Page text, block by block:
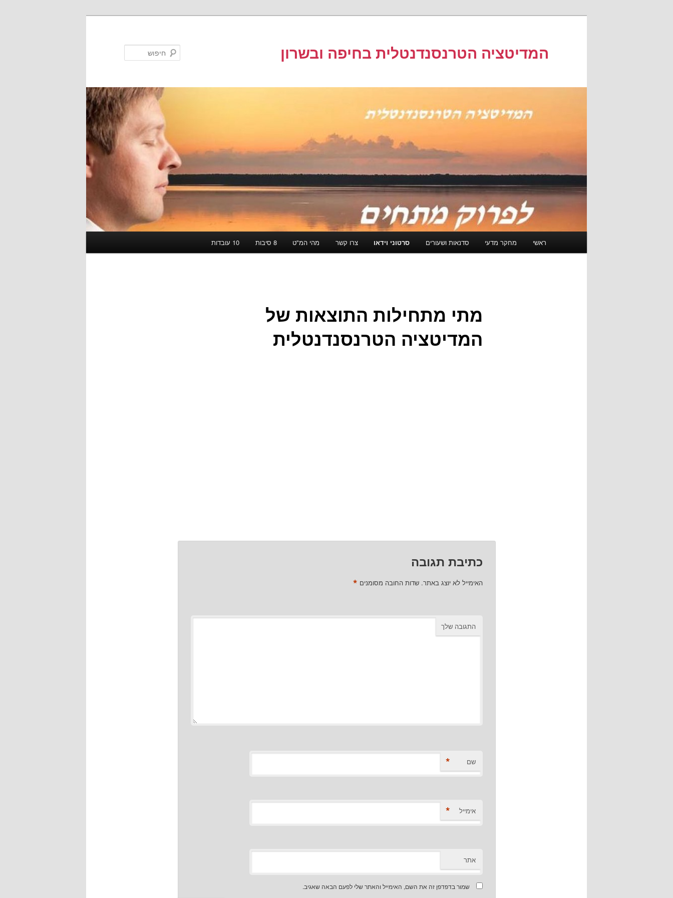
המדיטציה הטרנסנדנטלית בחיפה ובשרון
ראשי מחקר מדעי סדנאות ושעורים סרטוני וידאו צרו קשר מהי המ"ט 8 סיבות 10 עובדות
מתי מתחילות התוצאות של
המדיטציה הטרנסנדנטלית
כתיבת תגובה
האימייל לא יוצג באתר. שדות החובה מסומנים *
התגובה שלך
שם *
אימייל *
אתר
שמור בדפדפן זה את השם, האימייל והאתר שלי לפעם הבאה שאגיב.